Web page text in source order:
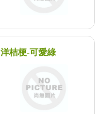
洋桔梗-可愛綠